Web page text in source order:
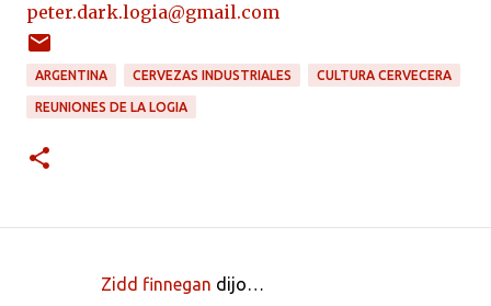
peter.dark.logia@gmail.com
ARGENTINA CERVEZAS INDUSTRIALES CULTURA CERVECERA
REUNIONES DE LA LOGIA
Zidd finnegan dijo…